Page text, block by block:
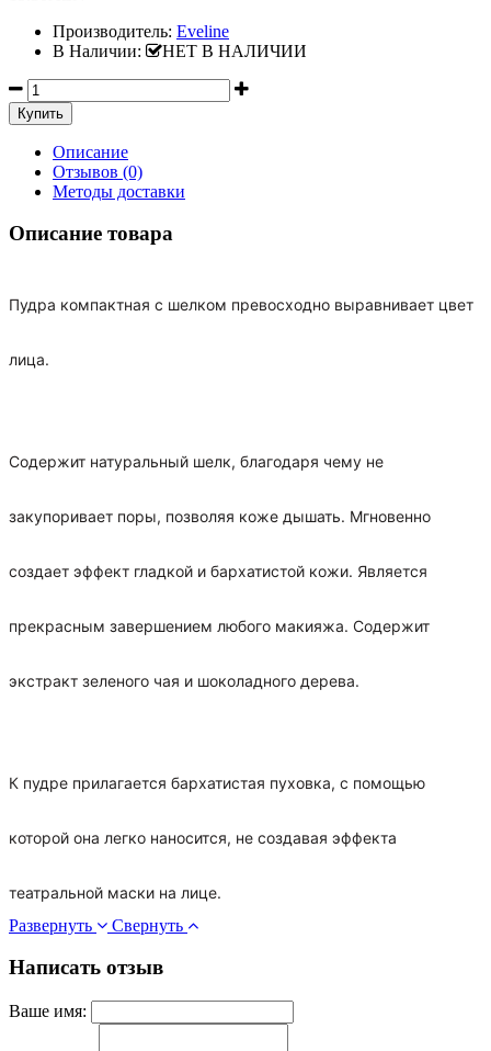
Производитель: Eveline
В Наличии:
НЕТ В НАЛИЧИИ
Описание
Отзывов (0)
Методы доставки
Описание товара
Пудра компактная с шелком превосходно выравнивает цвет
лица.
Содержит натуральный шелк, благодаря чему не
закупоривает поры, позволяя коже дышать. Мгновенно
создает эффект гладкой и бархатистой кожи. Является
прекрасным завершением любого макияжа. Содержит
экстракт зеленого чая и шоколадного дерева.
К пудре прилагается бархатистая пуховка, с помощью
которой она легко наносится, не создавая эффекта
театральной маски на лице.
Развернуть
Свернуть
Написать отзыв
Ваше имя: